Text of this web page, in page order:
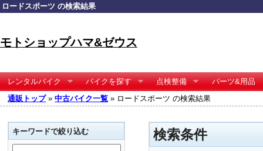
ロードスポーツ の検索結果
モトショップハマ&ゼウス
レンタルバイク バイクを探す 点検整備
パーツ&用品
通販トップ» 中古バイク一覧 » ロードスポーツ の検索結果
検索条件
キーワードで絞り込む